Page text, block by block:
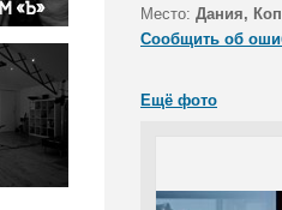
Место: Дания,
Сообщить об
Ещё фото